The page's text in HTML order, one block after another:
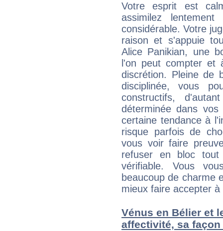
Votre esprit est
assimilez
considérable. Votre
raison et s'appuie
Alice Panikian, une
l'on peut compter et
discrétion. Pleine de
disciplinée, vous
constructifs,
déterminée dans
certaine tendance à
risque parfois de
vous voir faire
refuser en bloc
vérifiable. Vous
beaucoup de charme
mieux faire accepter
Vénus en Bélier et
affectivité, sa